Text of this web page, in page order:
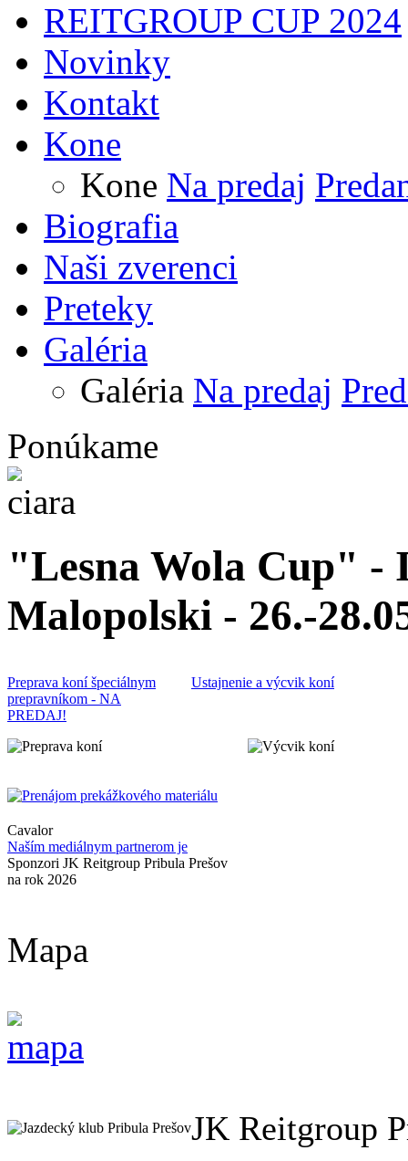
REITGROUP CUP 2024
Novinky
Kontakt
Kone
Kone Na predaj
Biografia
Naši zverenci
Preteky
Galéria
Galéria Na predaj
Ponúkame
"Lesna Wola Cup" -
Malopolski - 26.-
Preprava koní špeciálnym
prepravníkom - NA
PREDAJ!
Ustajnenie a výcvik koní
Cavalor
Naším mediálnym partnerom je
Sponzori JK Reitgroup Pribula Prešov
na rok 2026
Mapa
JK Reitgroup